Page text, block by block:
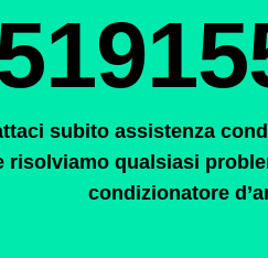
subito assistenza
risolviamo qualsiasi
condizionatore